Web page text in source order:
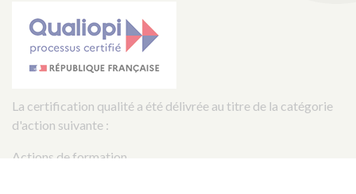
La certification qualité a été délivrée au titre de la catégorie
d'action suivante :
Actions de formation